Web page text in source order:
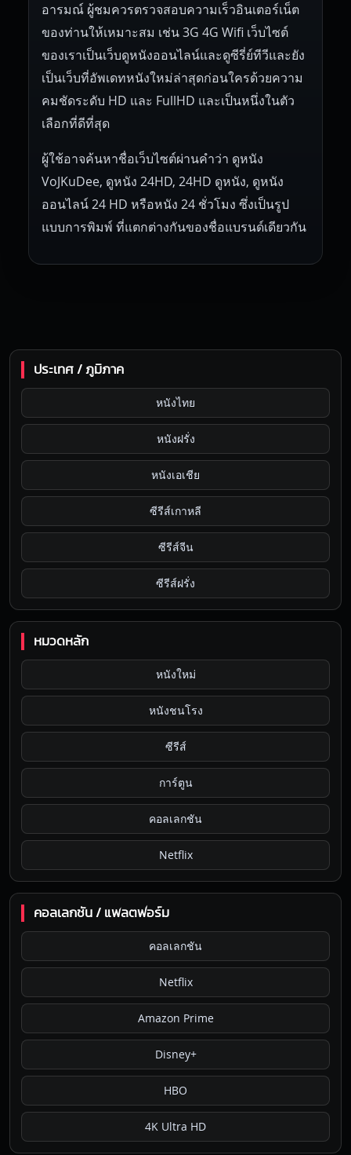
อารมณ์ ผู้ชมควรตรวจสอบความเร็วอินเตอร์เน็ต
ของท่านให้เหมาะสม เช่น 3G 4G Wifi เว็บไซต์
ของเราเป็นเว็บดูหนังออนไลน์และดูซีรี่ย์ทีวีและยัง
เป็นเว็บที่อัพเดทหนังใหม่ล่าสุดก่อนใครด้วยความ
คมชัดระดับ HD และ FullHD และเป็นหนึ่งในตัว
เลือกที่ดีที่สุด
ผู้ใช้อาจค้นหาชื่อเว็บไซต์ผ่านคำว่า ดูหนัง
VoJKuDee, ดูหนัง 24HD, 24HD ดูหนัง, ดูหนัง
ออนไลน์ 24 HD หรือหนัง 24 ชั่วโมง ซึ่งเป็นรูป
แบบการพิมพ์ ที่แตกต่างกันของชื่อแบรนด์เดียวกัน
ประเทศ / ภูมิภาค
หนังไทย
หนังฝรั่ง
หนังเอเชีย
ซีรีส์เกาหลี
ซีรีส์จีน
ซีรีส์ฝรั่ง
หมวดหลัก
หนังใหม่
หนังชนโรง
ซีรีส์
การ์ตูน
คอลเลกชัน
Netflix
คอลเลกชัน / แพลตฟอร์ม
คอลเลกชัน
Netflix
Amazon Prime
Disney+
HBO
4K Ultra HD